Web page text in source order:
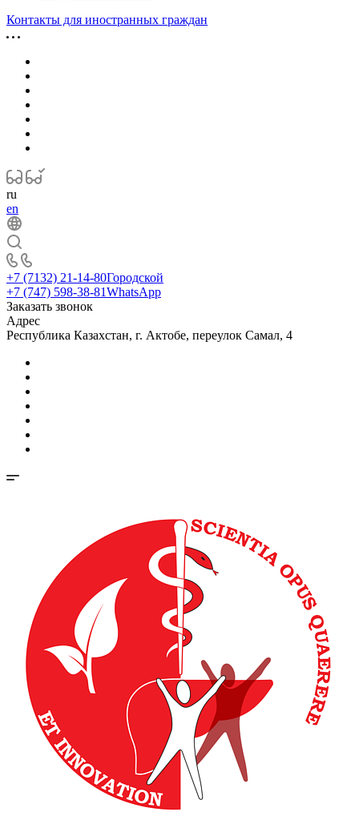
Контакты для иностранных граждан
ru
en
+7 (7132) 21-14-80Городской
+7 (747) 598-38-81WhatsApp
Заказать звонок
Адрес
Республика Казахстан, г. Актобе, переулок Самал, 4